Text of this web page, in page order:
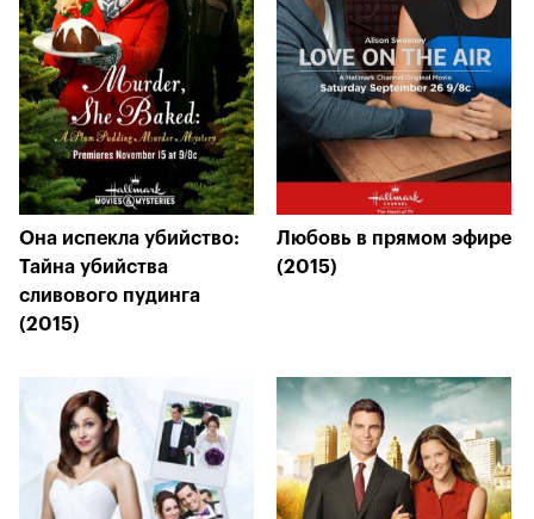
Она испекла убийство:
Тайна убийства
сливового пудинга
(2015)
Любовь в прямом эфире
(2015)